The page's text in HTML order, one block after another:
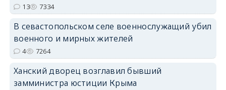
erid: 2SDnjdvhGXG
13 7334
В севастопольском селе военнослужащий убил
военного и мирных жителей
4 7264
Ханский дворец возглавил бывший
замминистра юстиции Крыма